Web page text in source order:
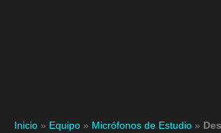
Inicio » Equipo » Micrófonos de Estudio »